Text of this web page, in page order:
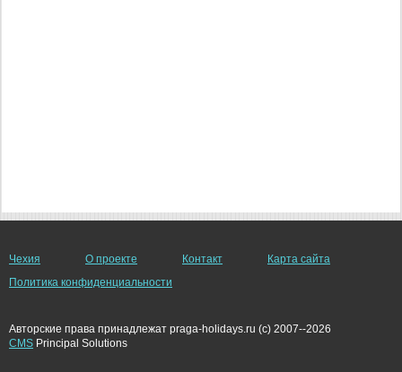
Чехия О проекте Контакт
Карта сайта
Политика конфиденциальности
Авторские права принадлежат praga-holidays.ru (c) 2007--2026
CMS Principal Solutions